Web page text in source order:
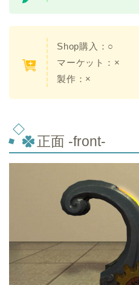
Shop購入：○
マーケット：×
製作：×
正面 -front-